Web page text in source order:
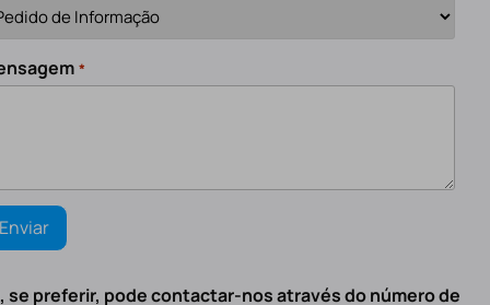
*
se preferir, pode contactar-nos através do número de